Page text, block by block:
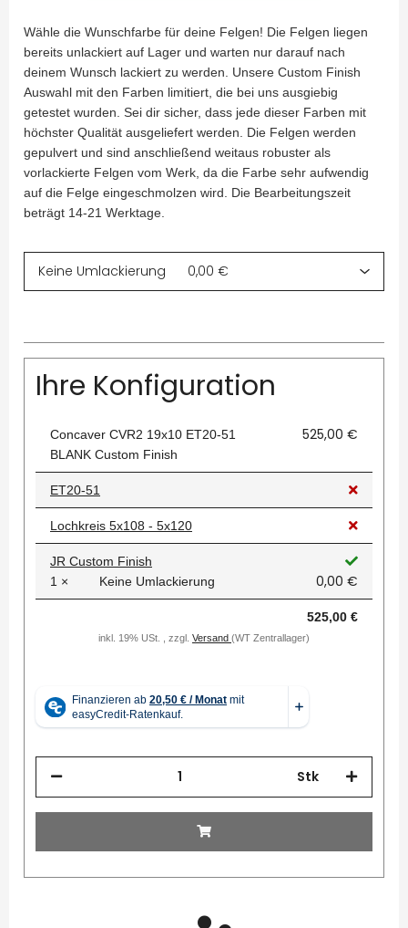
Wähle die Wunschfarbe für deine Felgen! Die Felgen liegen
bereits unlackiert auf Lager und warten nur darauf nach
deinem Wunsch lackiert zu werden. Unsere Custom Finish
Auswahl mit den Farben limitiert, die bei uns ausgiebig
getestet wurden. Sei dir sicher, dass jede dieser Farben mit
höchster Qualität ausgeliefert werden. Die Felgen werden
gepulvert und sind anschließend weitaus robuster als
vorlackierte Felgen vom Werk, da die Farbe sehr aufwendig
auf die Felge eingeschmolzen wird. Die Bearbeitungszeit
beträgt 14-21 Werktage.
Ihre Konfiguration
Concaver CVR2 19x10 ET20-51
BLANK Custom Finish
525,00 €
ET20-51
Lochkreis 5x108 - 5x120
JR Custom Finish
1 ×
Keine Umlackierung 0,00 €
525,00 €
inkl. 19% USt. , zzgl. Versand (WT Zentrallager)
Stk